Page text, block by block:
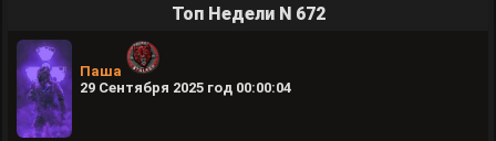
Топ Недели N 672
Паша
29 Сентября 2025 год 00:00:04